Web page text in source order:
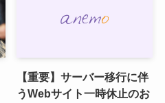
【重要】サーバー移行に伴
うWebサイト一時休止のお